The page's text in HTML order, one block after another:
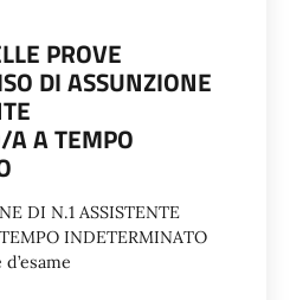
PROVE
DI ASSUNZIONE
A TEMPO
DI N.1 ASSISTENTE
INDETERMINATO